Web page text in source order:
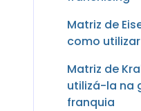
Matriz de
como
Matriz de
utilizá-la na
franquia